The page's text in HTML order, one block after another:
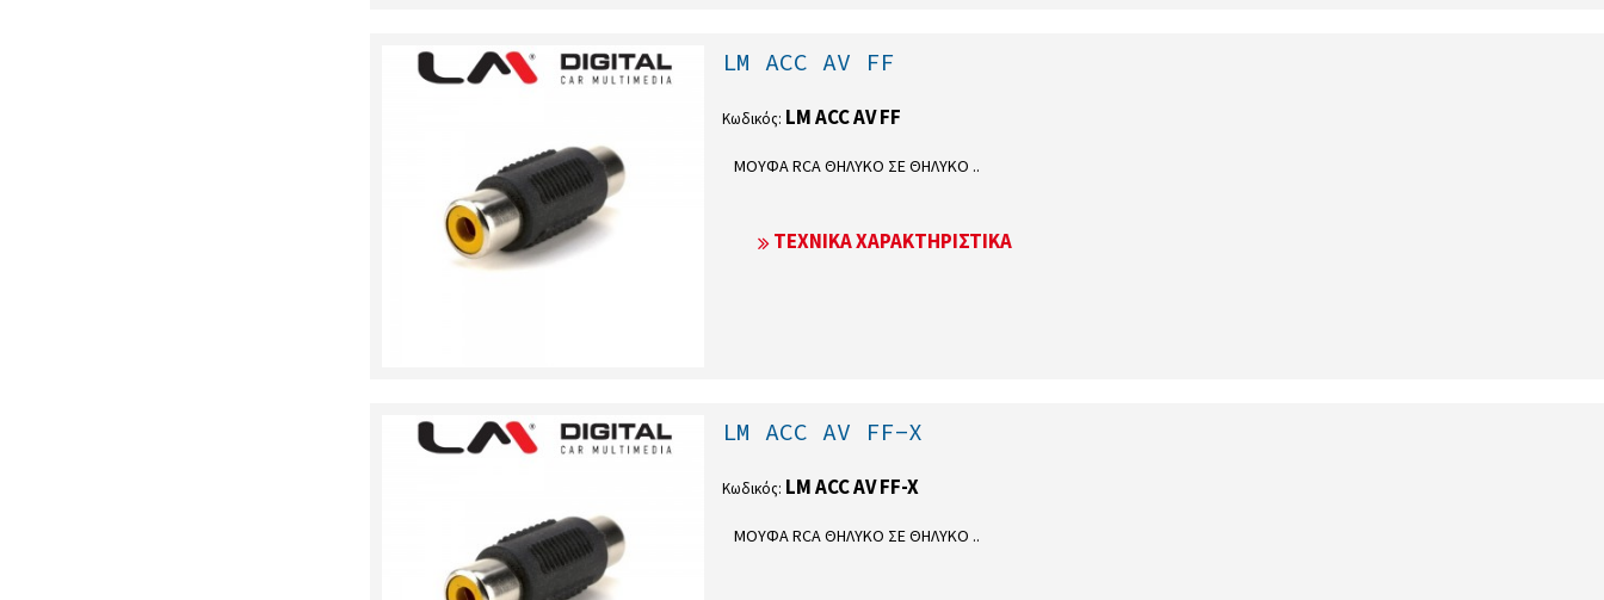
LM ACC AV FF
Κωδικός: LM ACC AV FF
ΜΟΥΦΑ RCA ΘΗΛΥΚΟ ΣΕ ΘΗΛΥΚΟ ..
ΤΕΧΝΙΚΆ ΧΑΡΑΚΤΗΡΙΣΤΙΚΆ
LM ACC AV FF-X
Κωδικός: LM ACC AV FF-X
ΜΟΥΦΑ RCA ΘΗΛΥΚΟ ΣΕ ΘΗΛΥΚΟ ..